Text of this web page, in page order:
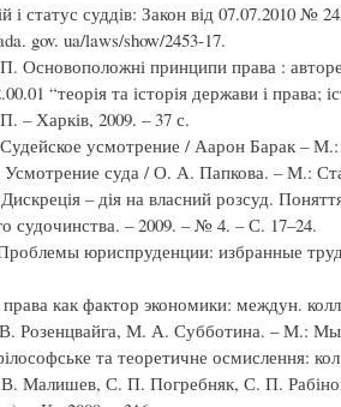
і статус суддів: Закон від 07.07.2010
gov. ua/laws/show/2453-17.
Основоположні принципи права :
“теорія та історія держави і права;
– Харків, 2009. – 37 с.
усмотрение / Аарон Барак –
суда / О. А. Папкова. – М.:
– дія на власний розсуд.
судочинства. – 2009. – № 4. – С. 17–24.
юриспруденции: избранные
права как фактор экономики: междун.
Розенцвайга, М. А. Субботина. – М.:
та теоретичне осмислення:
Малишев, С. П. Погребняк, С. П.